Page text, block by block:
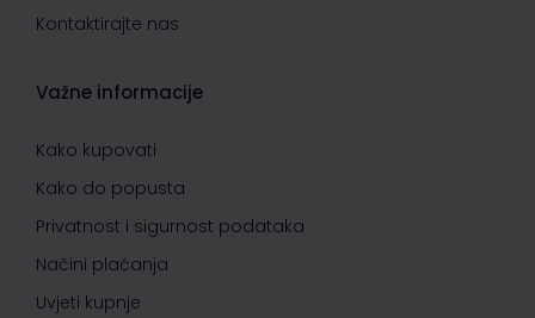
Kontaktirajte nas
Važne informacije
Kako kupovati
Kako do popusta
Privatnost i sigurnost podataka
Načini plaćanja
Uvjeti kupnje